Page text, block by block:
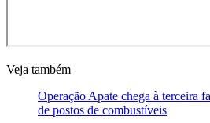
Veja também
Operação Apate chega à terceira
de postos de combustíveis